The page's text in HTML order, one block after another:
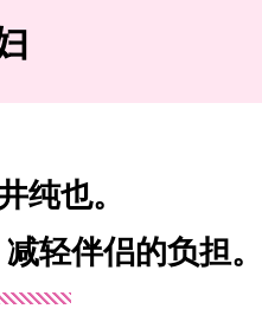
纯也。
轻伴侣的负担。